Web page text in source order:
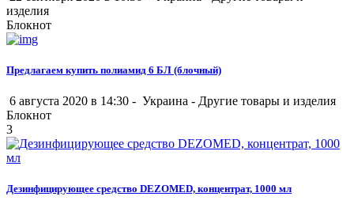
изделия
Блокнот
Предлагаем купить полиамид 6 БЛ (блочный)
6 августа 2020 в 14:30 - Украина - Другие товары и изделия
Блокнот
3
Дезинфицирующее средство DEZOMED, концентрат, 1000 мл